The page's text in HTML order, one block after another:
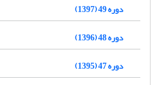
دوره 49 (1397)
دوره 48 (1396)
دوره 47 (1395)